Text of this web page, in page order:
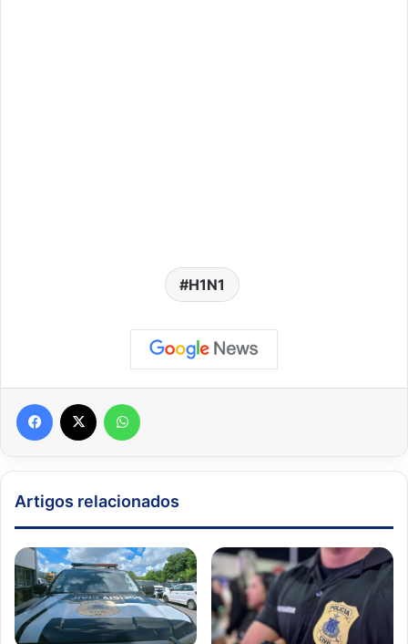
H1N1
Artigos relacionados